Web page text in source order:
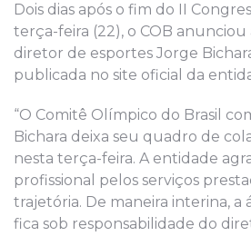
Dois dias após o fim do II
terça-feira (22), o COB anunciou
diretor de esportes Jorge
publicada no site oficial da
“O Comitê Olímpico do Brasil
Bichara deixa seu quadro de
nesta terça-feira. A entidade
profissional pelos serviços
trajetória. De maneira interina, a
fica sob responsabilidade do